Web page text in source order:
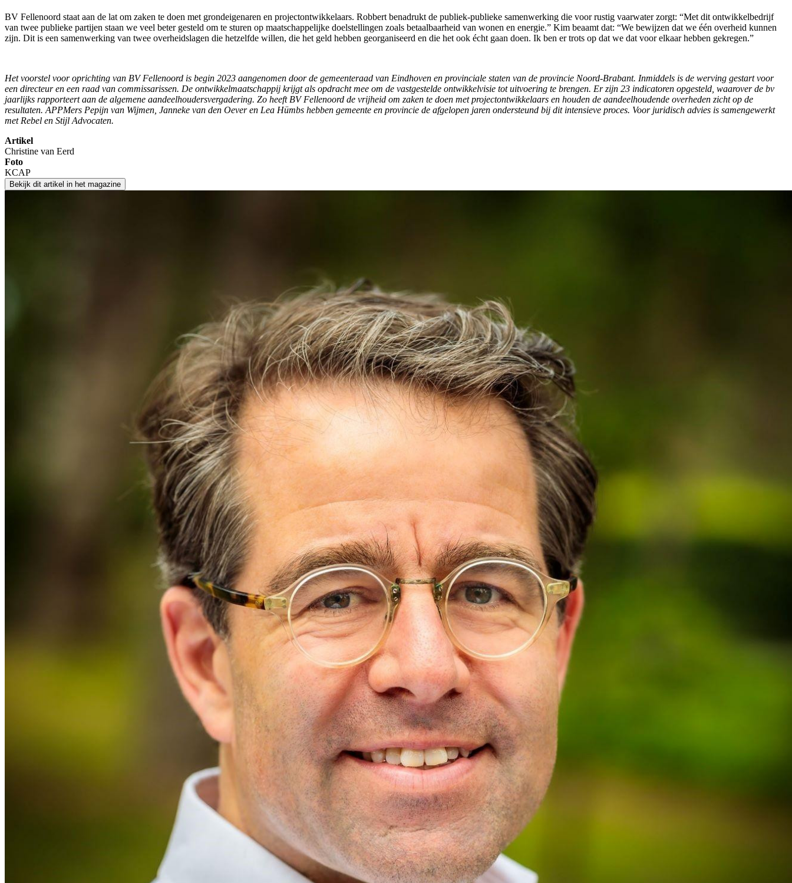
BV Fellenoord staat aan de lat om zaken te doen met grondeigenaren en projectontwikkelaars. Robbert benadrukt de publiek-publieke samenwerking die voor rustig vaarwater zorgt: “Met dit ontwikkelbedrijf
van twee publieke partijen staan we veel beter gesteld om te sturen op maatschappelijke doelstellingen zoals betaalbaarheid van wonen en energie.” Kim beaamt dat: “We bewijzen dat we één overheid kunnen
zijn. Dit is een samenwerking van twee overheidslagen die hetzelfde willen, die het geld hebben georganiseerd en die het ook écht gaan doen. Ik ben er trots op dat we dat voor elkaar hebben gekregen.”
Het voorstel voor oprichting van BV Fellenoord is begin 2023 aangenomen door de gemeenteraad van Eindhoven en provinciale staten van de provincie Noord-Brabant. Inmiddels is de werving gestart voor
een directeur en een raad van commissarissen. De ontwikkelmaatschappij krijgt als opdracht mee om de vastgestelde ontwikkelvisie tot uitvoering te brengen. Er zijn 23 indicatoren opgesteld, waarover de bv
jaarlijks rapporteert aan de algemene aandeelhoudersvergadering. Zo heeft BV Fellenoord de vrijheid om zaken te doen met projectontwikkelaars en houden de aandeelhoudende overheden zicht op de
resultaten. APPMers Pepijn van Wijmen, Janneke van den Oever en Lea Hümbs hebben gemeente en provincie de afgelopen jaren ondersteund bij dit intensieve proces. Voor juridisch advies is samengewerkt
met Rebel en Stijl Advocaten.
Artikel
Christine van Eerd
Foto
KCAP
Bekijk dit artikel in het magazine